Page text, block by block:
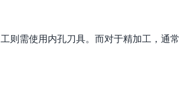
则需使用内孔刀具。而对于精加工，通常